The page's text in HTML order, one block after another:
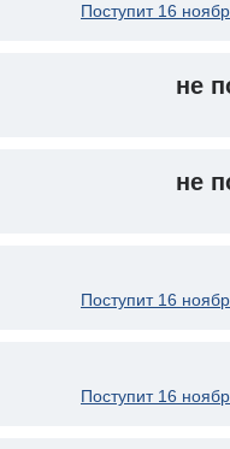
Поступит 16
не
не
Поступит 16
Поступит 16